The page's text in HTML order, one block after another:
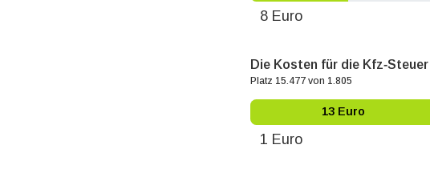
8 Euro
Die Kosten für die
Platz 15.477 von 1.805
13 Euro
1 Euro